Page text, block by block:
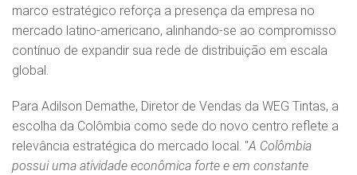
marco estratégico reforça a presença da empresa no
mercado latino-americano, alinhando-se ao compromisso
contínuo de expandir sua rede de distribuição em escala
global.
Para Adilson Demathe, Diretor de Vendas da WEG Tintas, a
escolha da Colômbia como sede do novo centro reflete a
relevância estratégica do mercado local. "A Colômbia
possui uma atividade econômica forte e em constante